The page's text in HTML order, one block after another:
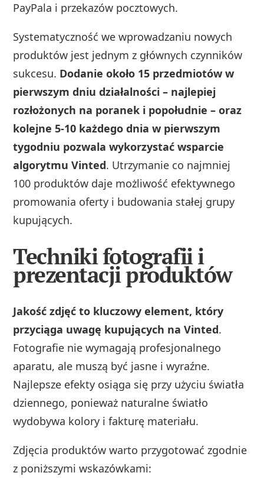
PayPala i przekazów pocztowych.
Systematyczność we wprowadzaniu nowych
produktów jest jednym z głównych czynników
sukcesu. Dodanie około 15 przedmiotów w
pierwszym dniu działalności – najlepiej
rozłożonych na poranek i popołudnie – oraz
kolejne 5-10 każdego dnia w pierwszym
tygodniu pozwala wykorzystać wsparcie
algorytmu Vinted. Utrzymanie co najmniej
100 produktów daje możliwość efektywnego
promowania oferty i budowania stałej grupy
kupujących.
Techniki fotografii i
prezentacji produktów
Jakość zdjęć to kluczowy element, który
przyciąga uwagę kupujących na Vinted.
Fotografie nie wymagają profesjonalnego
aparatu, ale muszą być jasne i wyraźne.
Najlepsze efekty osiąga się przy użyciu światła
dziennego, ponieważ naturalne światło
wydobywa kolory i fakturę materiału.
Zdjęcia produktów warto przygotować zgodnie
z poniższymi wskazówkami: